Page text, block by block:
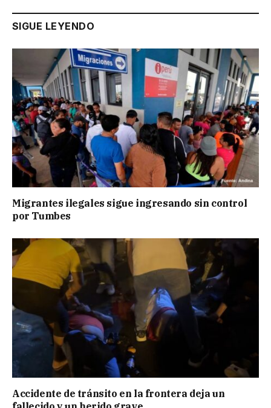
SIGUE LEYENDO
Migrantes ilegales sigue ingresando sin control
por Tumbes
Accidente de tránsito en la frontera deja un